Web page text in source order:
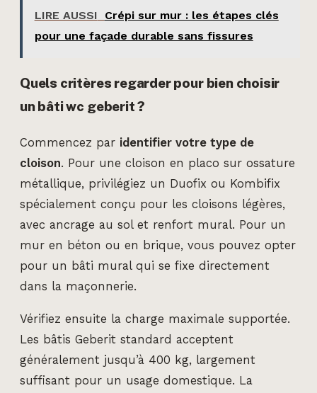
LIRE AUSSI
Crépi sur mur : les étapes clés
pour une façade durable sans fissures
Quels critères regarder pour bien choisir
un bâti wc geberit ?
Commencez par identifier votre type de
cloison. Pour une cloison en placo sur ossature
métallique, privilégiez un Duofix ou Kombifix
spécialement conçu pour les cloisons légères,
avec ancrage au sol et renfort mural. Pour un
mur en béton ou en brique, vous pouvez opter
pour un bâti mural qui se fixe directement
dans la maçonnerie.
Vérifiez ensuite la charge maximale supportée.
Les bâtis Geberit standard acceptent
généralement jusqu’à 400 kg, largement
suffisant pour un usage domestique. La